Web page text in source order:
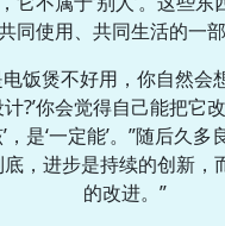
同使用、共同生活的一
电饭煲不好用，你自然会
?’你会觉得自己能把它
’，是‘一定能’。”随后久
底，进步是持续的创新，
的改进。”